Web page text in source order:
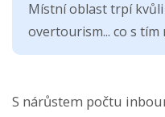
Místní oblast trpí kvůli
overtourism... co s tím
S nárůstem počtu